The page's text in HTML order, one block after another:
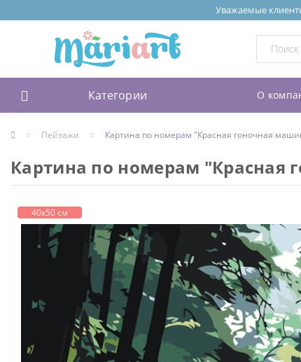
Уважаемые
Категории О
Пейзажи Картина по номерам "Красная гоночная
Картина по номерам "Красная
40х50 см